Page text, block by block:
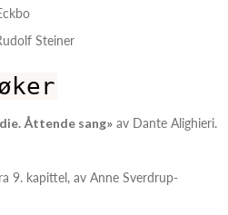
Steiner
Åttende sang» av Dante Alighieri.
9. kapittel, av Anne Sverdrup-